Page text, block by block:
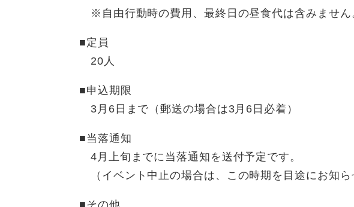
※自由行動時の費用、最終日の昼食代は含みません
■定員
20人
■申込期限
3月6日まで（郵送の場合は3月6日必着）
■当落通知
4月上旬までに当落通知を送付予定です。
（イベント中止の場合は、この時期を目途にお知ら